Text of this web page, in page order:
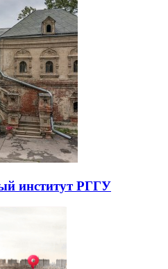
институт РГГУ